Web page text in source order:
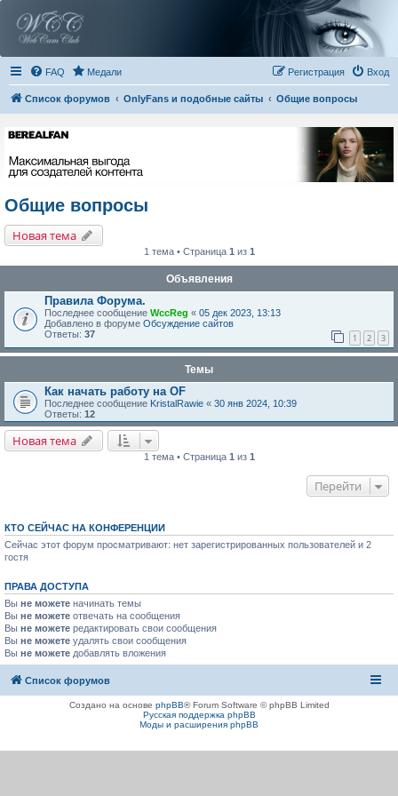
FAQ Медали Вход
Регистрация
Список форумов OnlyFans и подобные сайты Общие вопросы
Общие вопросы
Новая тема
1 тема • Страница 1 из 1
Объявления
Правила Форума.
Последнее сообщение WccReg « 05 дек 2023, 13:13
Добавлено в форуме Обсуждение сайтов
Ответы: 37 1 2 3
Темы
Как начать работу на OF
Последнее сообщение KristalRawie « 30 янв 2024, 10:39
Ответы: 12
Новая тема
1 тема • Страница 1из 1
Перейти
КТО СЕЙЧАС НА КОНФЕРЕНЦИИ
Сейчас этот форум просматривают: нет зарегистрированных пользователей и 2
гостя
ПРАВА ДОСТУПА
Вы не можете начинать темы
Вы не можете отвечать на сообщения
Вы не можете редактировать свои сообщения
Вы не можете удалять свои сообщения
Вы не можете добавлять вложения
Список форумов
Создано на основе phpBB® Forum Software © phpBB Limited
Русская поддержка phpBB
Моды и расширения phpBB